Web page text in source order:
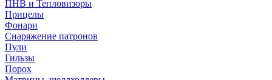
ПНВ и Тепловизоры
Прицелы
Фонари
Снаряжение патронов
Пули
Гильзы
Порох